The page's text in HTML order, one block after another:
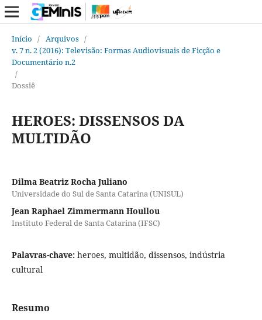
Início / Arquivos /
v. 7 n. 2 (2016): Televisão: Formas Audiovisuais de Ficção e
Documentário n.2
/
Dossiê
HEROES: DISSENSOS DA
MULTIDÃO
Dilma Beatriz Rocha Juliano
Universidade do Sul de Santa Catarina (UNISUL)
Jean Raphael Zimmermann Houllou
Instituto Federal de Santa Catarina (IFSC)
Palavras-chave: heroes, multidão, dissensos, indústria
cultural
Resumo